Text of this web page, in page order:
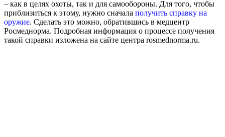
– как в целях охоты, так и для самообороны. Для того, чтобы
приблизиться к этому, нужно сначала получить справку на
оружие. Сделать это можно, обратившись в медцентр
Росмеднорма. Подробная информация о процессе получения
такой справки изложена на сайте центра rosmednorma.ru.